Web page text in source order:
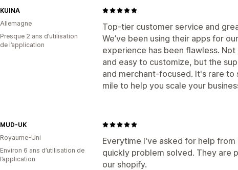
Top-tier customer service and
We’ve been using their apps for
experience has been flawless.
and easy to customize, but the
and merchant-focused. It's rare
mile to help you scale your
KUINA
Allemagne
Presque 2 ans d’utilisation
de l’application
Everytime I've asked for help
quickly problem solved. They are
our shopify.
MUD-UK
Royaume-Uni
Environ 6 ans d’utilisation de
l’application